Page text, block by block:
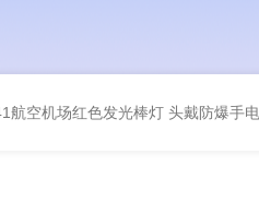
航空机场红色发光棒灯 头戴防爆手